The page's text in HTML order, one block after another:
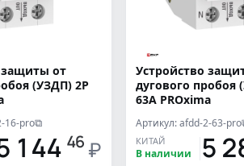
защиты от
(УЗДП) 2P
16-pro⧉
144 46 ₽
Устройство
дугового пробоя
63А PROxima
Артикул: afdd-2-63-pro
КИТАЙ
В наличии15